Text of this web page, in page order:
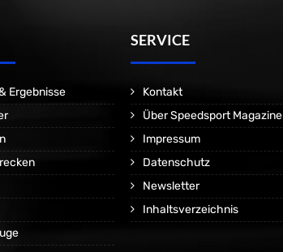
Ergebnisse
SERVICE
Kontakt
Über Speedsport Magazine
Impressum
Datenschutz
Newsletter
Inhaltsverzeichnis